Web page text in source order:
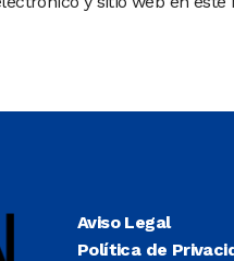
Aviso Legal
Política de